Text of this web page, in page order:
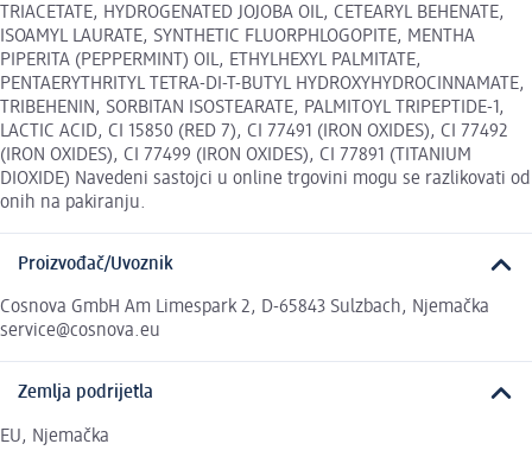
TRIACETATE, HYDROGENATED JOJOBA OIL, CETEARYL BEHENATE,
ISOAMYL LAURATE, SYNTHETIC FLUORPHLOGOPITE, MENTHA
PIPERITA (PEPPERMINT) OIL, ETHYLHEXYL PALMITATE,
PENTAERYTHRITYL TETRA-DI-T-BUTYL HYDROXYHYDROCINNAMATE,
TRIBEHENIN, SORBITAN ISOSTEARATE, PALMITOYL TRIPEPTIDE-1,
LACTIC ACID, CI 15850 (RED 7), CI 77491 (IRON OXIDES), CI 77492
(IRON OXIDES), CI 77499 (IRON OXIDES), CI 77891 (TITANIUM
DIOXIDE) Navedeni sastojci u online trgovini mogu se razlikovati od
onih na pakiranju.
Proizvođač/Uvoznik
Cosnova GmbH Am Limespark 2, D-65843 Sulzbach, Njemačka
service@cosnova.eu
Zemlja podrijetla
EU, Njemačka